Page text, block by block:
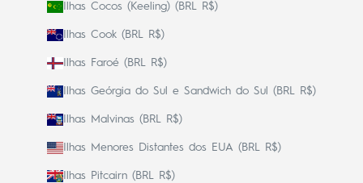
Ilhas Cocos (Keeling) (BRL R$)
Ilhas Cook (BRL R$)
Ilhas Faroé (BRL R$)
Ilhas Geórgia do Sul e Sandwich do Sul (BRL R$)
Ilhas Malvinas (BRL R$)
Ilhas Menores Distantes dos EUA (BRL R$)
Ilhas Pitcairn (BRL R$)